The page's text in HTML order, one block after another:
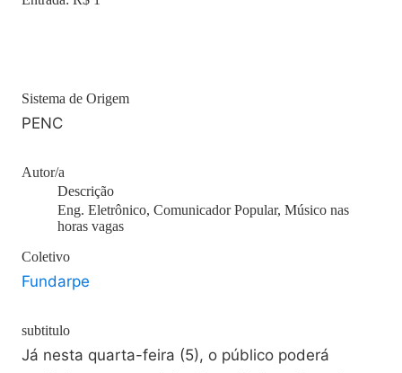
Sistema de Origem
PENC
Autor/a
Descrição
Eng. Eletrônico, Comunicador Popular, Músico nas
horas vagas
Coletivo
Fundarpe
subtitulo
Já nesta quarta-feira (5), o público poderá